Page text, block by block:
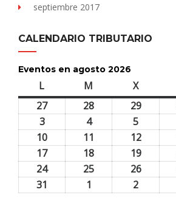
septiembre 2017
CALENDARIO TRIBUTARIO
Eventos en agosto 2026
L M Xmiércoles
2727
28 2929
2026
33
agosto,
2026
44
agosto,
2026
5
agosto,
2026
10
agosto,
2026
11 1212
agosto,
2026
1717
agosto,
18 1919
agosto,
2424
25 2626
31 1 2